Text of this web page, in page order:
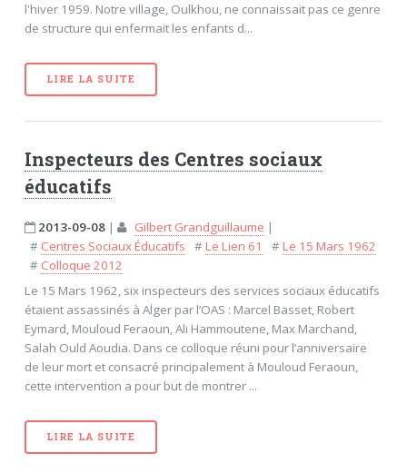
l'hiver 1959. Notre village, Oulkhou, ne connaissait pas ce genre
de structure qui enfermait les enfants d...
LIRE LA SUITE
Inspecteurs des Centres sociaux
éducatifs
2013-09-08| Gilbert Grandguillaume |
# Centres Sociaux Éducatifs #Le Lien 61 #Le 15 Mars 1962
# Colloque 2012
Le 15 Mars 1962, six inspecteurs des services sociaux éducatifs
étaient assassinés à Alger par l’OAS : Marcel Basset, Robert
Eymard, Mouloud Feraoun, Ali Hammoutene, Max Marchand,
Salah Ould Aoudia. Dans ce colloque réuni pour l’anniversaire
de leur mort et consacré principalement à Mouloud Feraoun,
cette intervention a pour but de montrer ...
LIRE LA SUITE